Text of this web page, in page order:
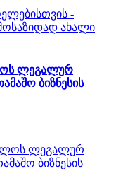
ლეგალურ
ბიზნესის